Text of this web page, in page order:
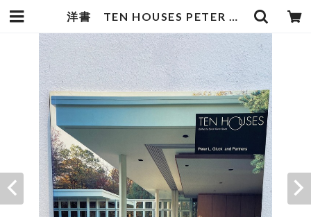
洋書 TEN HOUSES PETER Ｌ.GLUCK AND PARTNERS | zbooks